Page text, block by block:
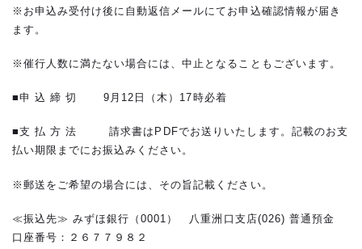
※お申込み受付け後に自動返信メールにてお申込確認情報が届き
ます。
※催行人数に満たない場合には、中止となることもございます。
■申 込 締 切 9月12日（木）17時必着
■支 払 方 法 請求書はPDFでお送りいたします。記載のお支
払い期限までにお振込みください。
※郵送をご希望の場合には、その旨記載ください。
≪振込先≫ みずほ銀行（0001） 八重洲口支店(026) 普通預金
口座番号：２６７７９８２